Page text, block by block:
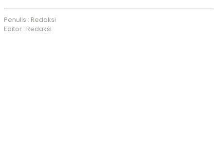
Penulis : Redaksi
Editor : Redaksi